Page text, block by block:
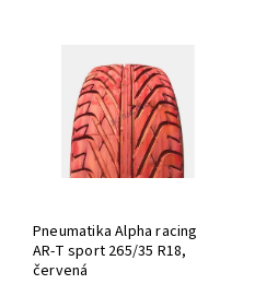
Pneumatika Alpha racing
AR-T sport 265/35 R18,
červená